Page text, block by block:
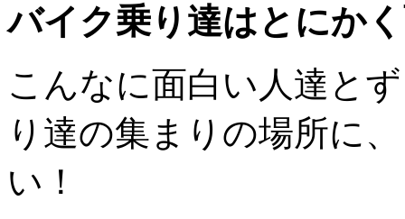
バイク乗り達はとにか
こんなに面白い人達と
り達の集まりの場所に
い！